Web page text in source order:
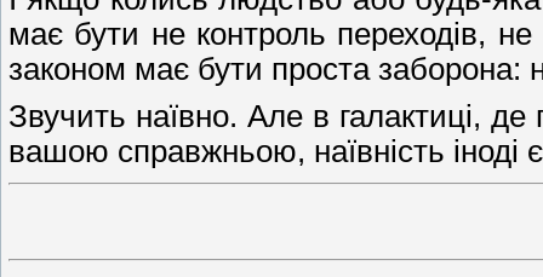
має бути не контроль переходів,
законом має бути проста заборона:
Звучить наївно. Але в галактиці, де
вашою справжньою, наївність